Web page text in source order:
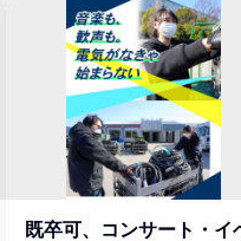
既卒可、コンサート・イ